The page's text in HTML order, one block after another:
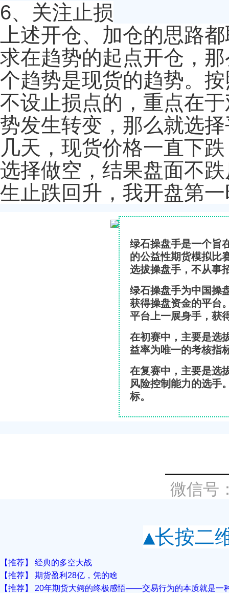
6、关注止损
上述开仓、加仓的思路
求在趋势的起点开仓，
个趋势是现货的趋势。
不设止损点的，重点在
势发生转变，那么就选
几天，现货价格一直下
选择做空，结果盘面不
生止跌回升，我开盘第
绿石操盘手是一个旨
的公益性期货模拟比
选拔操盘手，不从事
绿石操盘手为中国操
获得操盘资金的平台
平台上一展身手，获
在初赛中，主要是选
益率为唯一的考核指
在复赛中，主要是选
风险控制能力的选手
标。
微信号
▲长按二
【推荐】 经典的多空大战
【推荐】 期货盈利28亿，凭的啥
【推荐】 20年期货大鳄的终极感悟——交易行为的本质就是一